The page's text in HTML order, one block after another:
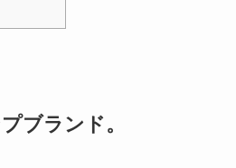
ブランド。